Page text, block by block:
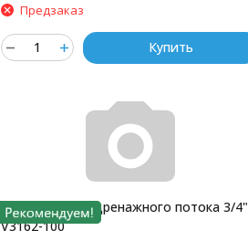
Предзаказ
Купить
Ограничитель дренажного потока 3/4"
V3162-100